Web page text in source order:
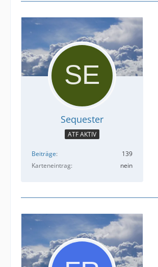
Sequester
ATF AKTIV
Beiträge
139
Karteneintrag
nein